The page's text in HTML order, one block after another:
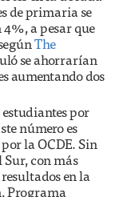
de primaria se
a pesar que
The
se ahorrarían
aumentando dos
por
número es
la OCDE. Sin
Sur, con más
en la
Programa